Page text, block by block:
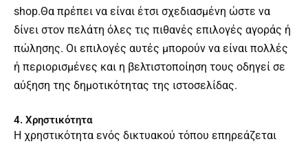
shop.Θα πρέπει να είναι έτσι σχεδιασμένη ώστε να
δίνει στον πελάτη όλες τις πιθανές επιλογές αγοράς ή
πώλησης. Οι επιλογές αυτές μπορούν να είναι πολλές
ή περιορισμένες και η βελτιστοποίηση τους οδηγεί σε
αύξηση της δημοτικότητας της ιστοσελίδας.
4. Χρηστικότητα
Η χρηστικότητα ενός δικτυακού τόπου επηρεάζεται